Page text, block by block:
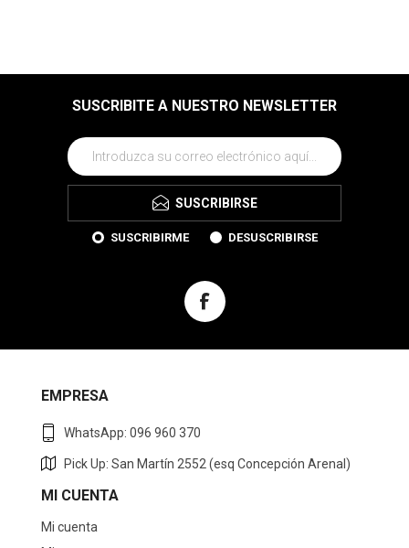
SUSCRIBITE A NUESTRO NEWSLETTER
SUSCRIBIRSE
SUSCRIBIRME DESUSCRIBIRSE
EMPRESA
WhatsApp: 096 960 370
Pick Up: San Martín 2552 (esq Concepción Arenal)
MI CUENTA
Mi cuenta